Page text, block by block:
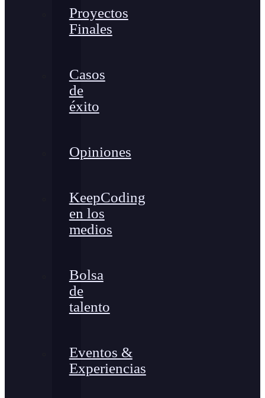
Proyectos
Finales
Casos
de
éxito
Opiniones
KeepCoding
en los
medios
Bolsa
de
talento
Eventos &
Experiencias